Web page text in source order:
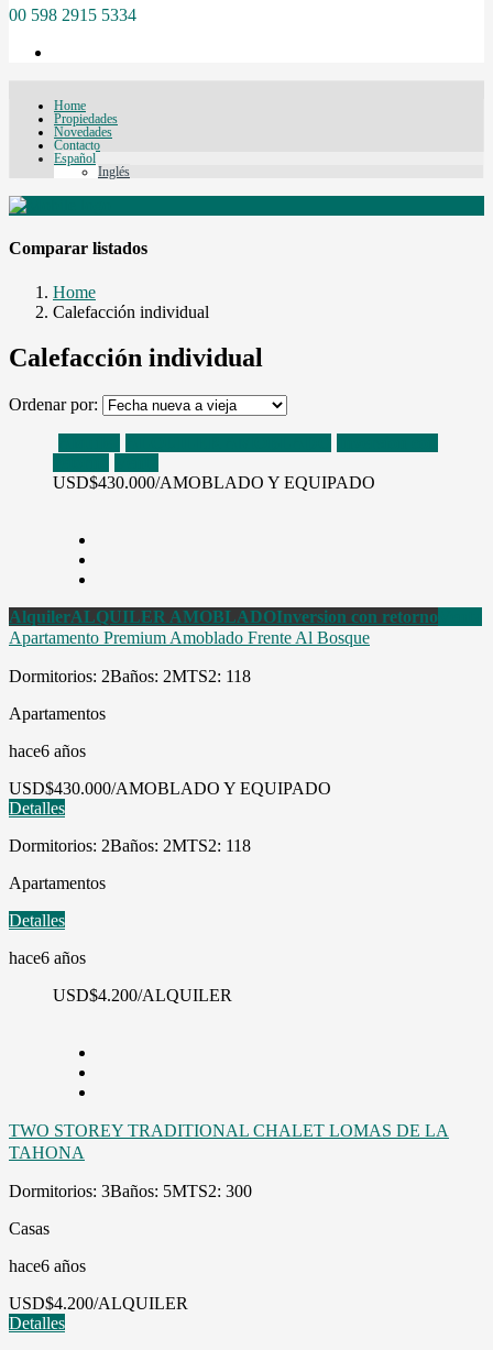
00 598 2915 5334
Home
Propiedades
Novedades
Contacto
Español
Inglés
Comparar listados
Home
Calefacción individual
Calefacción individual
Ordenar por:
USD$430.000/AMOBLADO Y EQUIPADO
AlquilerALQUILER AMOBLADOInversion con retorno
Apartamento Premium Amoblado Frente Al Bosque
Dormitorios: 2Baños: 2MTS2: 118
Apartamentos
hace6 años
USD$430.000/AMOBLADO Y EQUIPADO
Detalles
Dormitorios: 2Baños: 2MTS2: 118
Apartamentos
Detalles
hace6 años
USD$4.200/ALQUILER
TWO STOREY TRADITIONAL CHALET LOMAS DE LA
TAHONA
Dormitorios: 3Baños: 5MTS2: 300
Casas
hace6 años
USD$4.200/ALQUILER
Detalles